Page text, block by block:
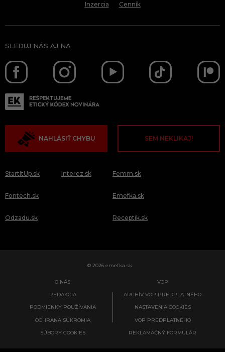
Inzercia Cenník
SLEDUJ NÁS AJ NA
NAHLÁSIŤ CHYBU SEM NEKLIKAJ!
StartItUp.sk
Fontech.sk
Odzadu.sk
Interez.sk Femm.sk
Emefka.sk
Receptik.sk
© 2026 emefka.sk
O NÁS
REDAKCIA
PODMIENKY POUŽÍVANIA
OCHRANA SÚKROMIA
SÚBORY COOKIES
VOP
ARCHÍV VOP PREDPLATNÉHO
NASTAVENIA COOKIES
VOP PREDPLATNÉHO
REKLAMAČNÝ FORMULÁR